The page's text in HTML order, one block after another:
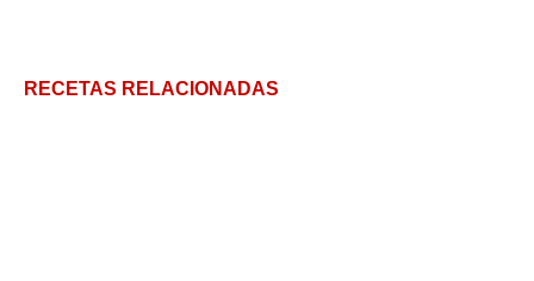
RECETAS RELACIONADAS